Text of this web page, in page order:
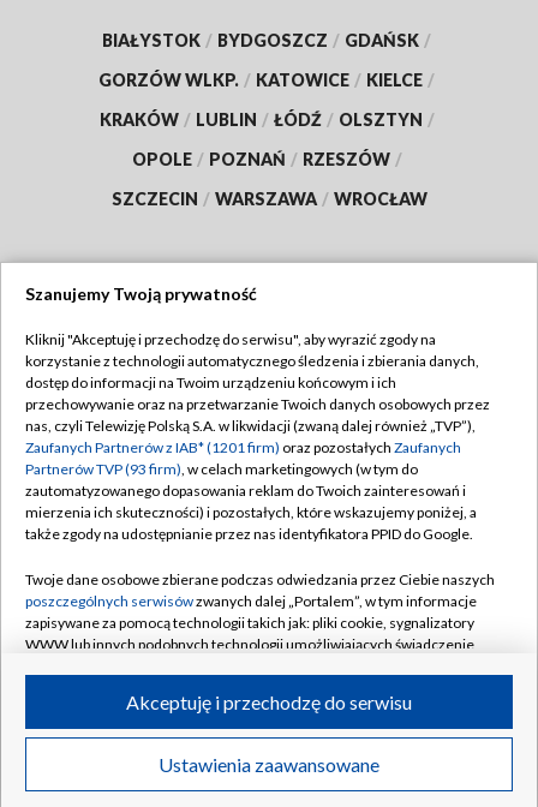
BIAŁYSTOK / BYDGOSZCZ / GDAŃSK /
GORZÓW WLKP. / KATOWICE / KIELCE /
KRAKÓW / LUBLIN / ŁÓDŹ / OLSZTYN /
OPOLE / POZNAŃ / RZESZÓW /
SZCZECIN / WARSZAWA / WROCŁAW
TVP
Abonament TVP
Emisja w TVP
Centrum informacji TVP
Naziemna Telewizja Cyfrowa
Rada Programowa
System NOS
Informacje o nadawcy
Program dla prasy
Ogłoszenie przetargowe
Regulamin TVP
Polityka prywatności
Moje zgody
Pomoc
Kontakt
Kanały
©2026 Telewizja Polska S.A. w likwidacji
Szanujemy Twoją prywatność
Kliknij "Akceptuję i przechodzę do serwisu", aby wyrazić zgody na
korzystanie z technologii automatycznego śledzenia i zbierania danych,
dostęp do informacji na Twoim urządzeniu końcowym i ich
przechowywanie oraz na przetwarzanie Twoich danych osobowych przez
nas, czyli Telewizję Polską S.A. w likwidacji (zwaną dalej również „TVP”),
Zaufanych Partnerów z IAB* (1201 firm) oraz pozostałych Zaufanych
Partnerów TVP (93 firm), w celach marketingowych (w tym do
zautomatyzowanego dopasowania reklam do Twoich zainteresowań i
mierzenia ich skuteczności) i pozostałych, które wskazujemy poniżej, a
także zgody na udostępnianie przez nas identyfikatora PPID do Google.
Twoje dane osobowe zbierane podczas odwiedzania przez Ciebie naszych
poszczególnych serwisówzwanych dalej „Portalem”, w tym informacje
zapisywane za pomocą technologii takich jak: pliki cookie, sygnalizatory
WWW lub innych podobnych technologii umożliwiających świadczenie
ruchu w Internecie.
Twoje dane osobowe zbierane podczas odwiedzania przez Ciebie
poszczególnych serwisówna Portalu, takie jak adresy IP, identyfikatory
Ustawienia zaawansowane
Akceptuję i przechodzę do serwisu